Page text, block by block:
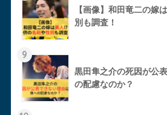
【画像】和田竜二の嫁
別も調査！
9
黒田隼之介の死因が公
の配慮なのか？